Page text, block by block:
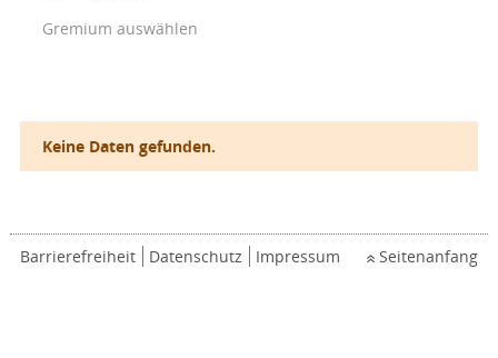
Gremium auswählen
Keine Daten gefunden.
Barrierefreiheit Datenschutz Impressum Seitenanfang